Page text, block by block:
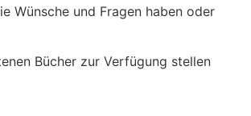
Wünsche und Fragen haben oder
Bücher zur Verfügung stellen